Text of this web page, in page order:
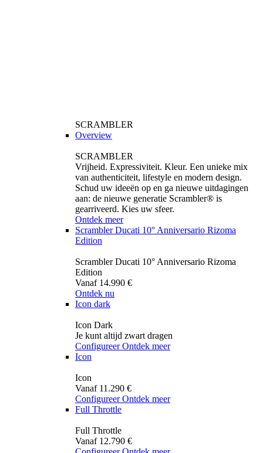
SCRAMBLER
Overview
SCRAMBLER
Vrijheid. Expressiviteit. Kleur. Een unieke mix
van authenticiteit, lifestyle en modern design.
Schud uw ideeën op en ga nieuwe uitdagingen
aan: de nieuwe generatie Scrambler® is
gearriveerd. Kies uw sfeer.
Ontdek meer
Scrambler Ducati 10° Anniversario Rizoma
Edition
Scrambler Ducati 10° Anniversario Rizoma
Edition
Vanaf 14.990 €
Ontdek nu
Icon dark
Icon Dark
Je kunt altijd zwart dragen
Configureer Ontdek meer
Icon
Icon
Vanaf 11.290 €
Configureer Ontdek meer
Full Throttle
Full Throttle
Vanaf 12.790 €